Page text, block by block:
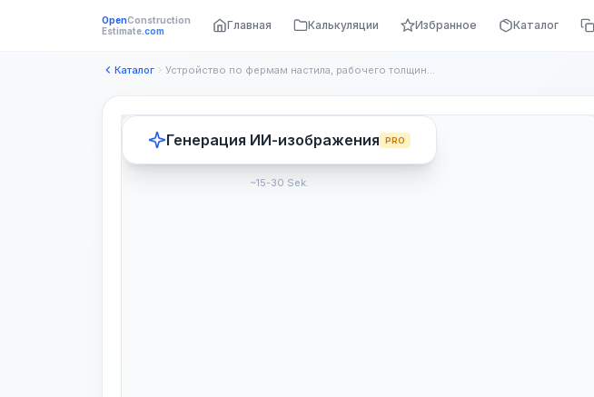
OpenConstruction
Estimate.com Главная Калькуляции Избранное Каталог
Каталог Устройство по фермам настила, рабочего толщиной 50 мм сплошн...
Генерация ИИ-изображения PRO
~15-30 Sek.